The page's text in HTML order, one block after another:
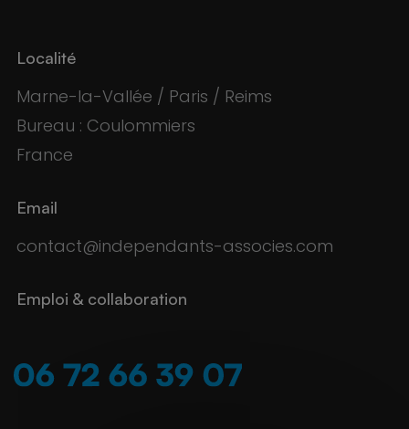
Localité
Marne-la-Vallée / Paris / Reims
Bureau : Coulommiers
France
Email
contact@independants-associes.com
Emploi & collaboration